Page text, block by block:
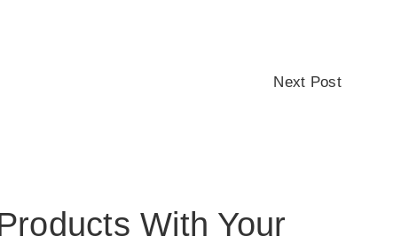
Next Post
With Your